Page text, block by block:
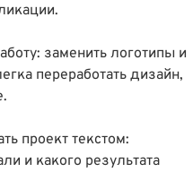
заменить логотипы и
переработать дизайн,
проект текстом:
и какого результата